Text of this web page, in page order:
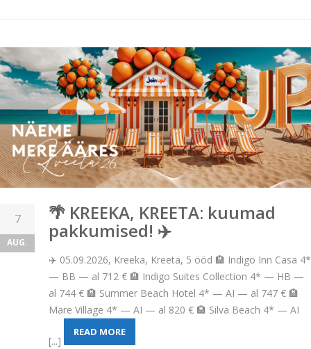
7
AUG.
🌴 KREEKA, KREETA: kuumad
pakkumised! ✈️
✈️ 05.09.2026, Kreeka, Kreeta, 5 ööd 🏨 Indigo Inn Casa 4*
— BB — al 712 € 🏨 Indigo Suites Collection 4* — HB —
al 744 € 🏨 Summer Beach Hotel 4* — AI — al 747 € 🏨
Mare Village 4* — AI — al 820 € 🏨 Silva Beach 4* — AI
[...]
READ MORE